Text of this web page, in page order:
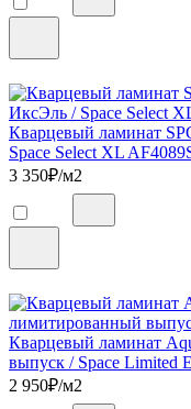
Кварцевый ламинат
Space Select XL
3 350₽/м2
Кварцевый ламинат
выпуск / Space Limited
2 950₽/м2